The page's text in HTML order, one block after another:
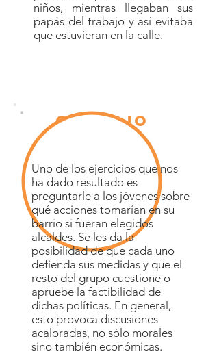
consejo
Uno de los ejercicios que nos
ha dado resultado es
preguntarle a los jóvenes sobre
qué acciones tomarían en su
barrio si fueran elegidos
alcaldes. Se les da la
posibilidad de que cada uno
defienda sus medidas y que el
resto del grupo cuestione o
apruebe la factibilidad de
dichas políticas. En general,
esto provoca discusiones
acaloradas, no sólo morales
sino también económicas.
niños, mientras llegaban sus
papás del trabajo y así evitaba
que estuvieran en la calle.